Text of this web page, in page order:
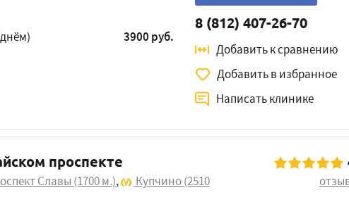
3900 руб.
8 (812) 407-26-70
Добавить к сравнению
Добавить в избранное
Написать клинике
проспекте
Славы (1700 м.), Купчино(2510